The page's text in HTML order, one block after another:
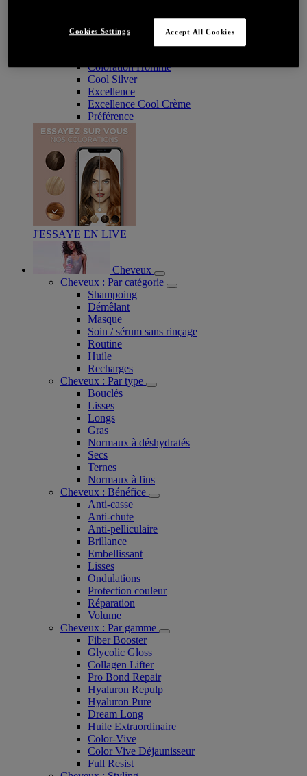
Coloration : Par gamme
Age Perfect
Coloration Homme
Cool Silver
Excellence
Excellence Cool Crème
Préférence
J'ESSAYE EN LIVE
Cheveux
Cheveux : Par catégorie
Shampoing
Démêlant
Masque
Soin / sérum sans rinçage
Routine
Huile
Recharges
Cheveux : Par type
Bouclés
Lisses
Longs
Gras
Normaux à déshydratés
Secs
Ternes
Normaux à fins
Cheveux : Bénéfice
Anti-casse
Anti-chute
Anti-pelliculaire​
Brillance
Embellissant
Lisses
Ondulations
Protection couleur​
Réparation
Volume
Cheveux : Par gamme
Fiber Booster
Glycolic Gloss
Collagen Lifter
Pro Bond Repair
Hyaluron Repulp
Hyaluron Pure
Dream Long
Huile Extraordinaire
Color-Vive
Color Vive Déjaunisseur
Full Resist
Cookies Settings Accept All Cookies